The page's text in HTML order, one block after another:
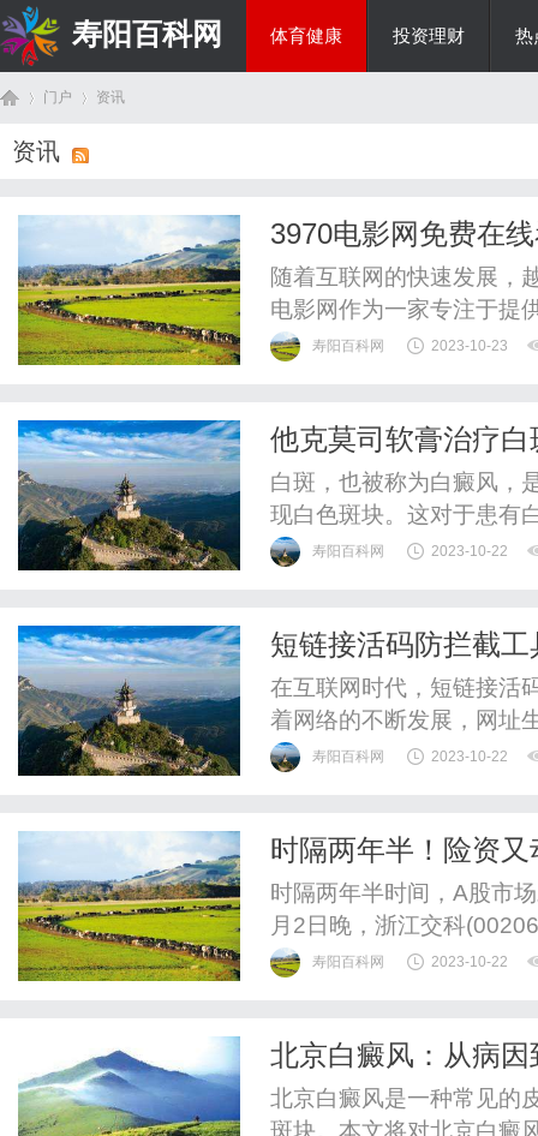
寿阳百科网 体育健康 投资理财 热
门户 资讯
资讯
3970电影网免费在
随着互联网的快速发展，
电影网作为一家专注于提
的喜爱。本文将介绍3970
无论你是喜欢大片热门电
寿阳百科网 2023-10-23
他克莫司软膏治疗
白斑，也被称为白癜风，
现白色斑块。这对于患有
带来了心理上的困扰。因
的攻击，恢复黑色素细胞
寿阳百科网 2023-10-22
短链接活码防拦截
在互联网时代，短链接活
着网络的不断发展，网址
能够美化网址，还能够提
费生成工具应运而生。短
寿阳百科网 2023-10-22
时隔两年半！险资
什么？
时隔两年半时间，A股市
月2日晚，浙江交科
寿阳百科网 2023-10-22
北京白癜风：从病
北京白癜风是一种常见的
斑块。本文将对北京白癜